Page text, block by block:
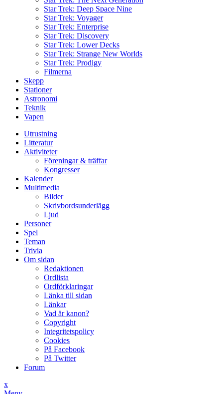
Star Trek: Deep Space Nine
Star Trek: Voyager
Star Trek: Enterprise
Star Trek: Discovery
Star Trek: Lower Decks
Star Trek: Strange New Worlds
Star Trek: Prodigy
Filmerna
Skepp
Stationer
Astronomi
Teknik
Vapen
Utrustning
Litteratur
Aktiviteter
Föreningar & träffar
Kongresser
Kalender
Multimedia
Bilder
Skrivbordsunderlägg
Ljud
Personer
Spel
Teman
Trivia
Om sidan
Redaktionen
Ordlista
Ordförklaringar
Länka till sidan
Länkar
Vad är kanon?
Copyright
Integritetspolicy
Cookies
På Facebook
På Twitter
Forum
x